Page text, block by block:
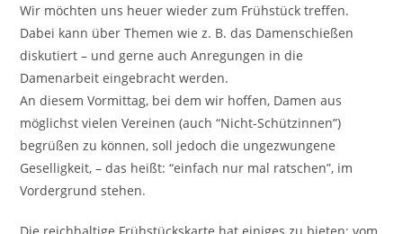
Wir möchten uns heuer wieder zum Frühstück treffen.
Dabei kann über Themen wie z. B. das Damenschießen
diskutiert – und gerne auch Anregungen in die
Damenarbeit eingebracht werden.
An diesem Vormittag, bei dem wir hoffen, Damen aus
möglichst vielen Vereinen (auch “Nicht-Schützinnen”)
begrüßen zu können, soll jedoch die ungezwungene
Geselligkeit, – das heißt: “einfach nur mal ratschen”, im
Vordergrund stehen.